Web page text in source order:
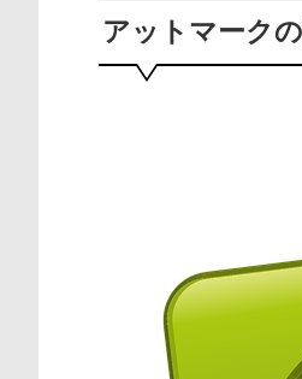
アットマーク